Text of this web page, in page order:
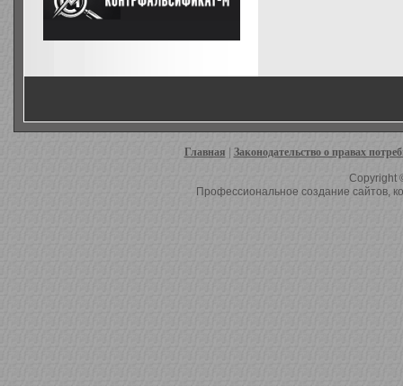
Главная Законодательство о правах
Copyright
Профессиональное создание сайтов,